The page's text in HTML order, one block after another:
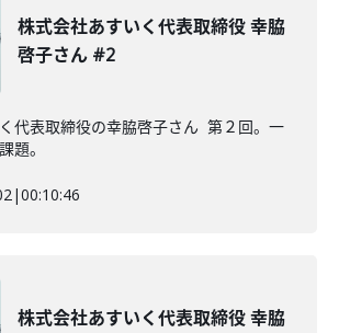
株式会社あすいく代表取締役 幸脇
啓子さん #2
代表取締役の幸脇啓子さん 第２回。一
題。
|00:10:46
株式会社あすいく代表取締役 幸脇